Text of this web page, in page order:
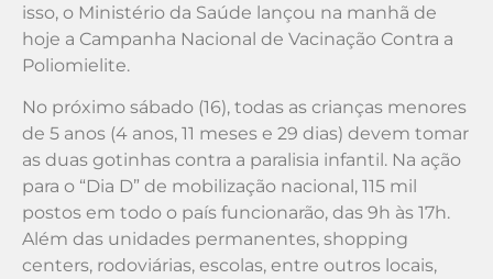
isso, o Ministério da Saúde lançou na manhã de
hoje a Campanha Nacional de Vacinação Contra a
Poliomielite.
No próximo sábado (16), todas as crianças menores
de 5 anos (4 anos, 11 meses e 29 dias) devem tomar
as duas gotinhas contra a paralisia infantil. Na ação
para o “Dia D” de mobilização nacional, 115 mil
postos em todo o país funcionarão, das 9h às 17h.
Além das unidades permanentes, shopping
centers, rodoviárias, escolas, entre outros locais,